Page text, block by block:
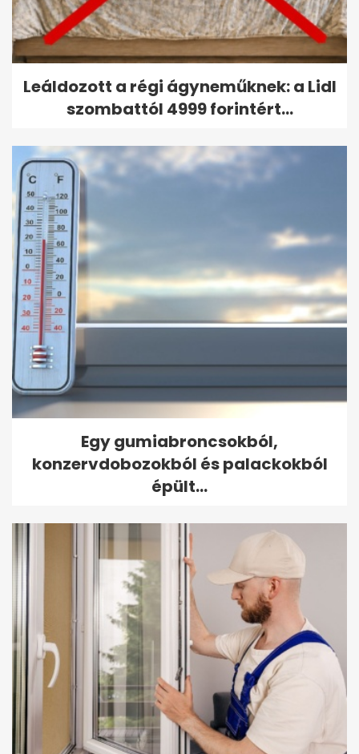
Leáldozott a régi ágyneműknek: a Lidl
szombattól 4999 forintért...
Egy gumiabroncsokból,
konzervdobozokból és palackokból
épült...